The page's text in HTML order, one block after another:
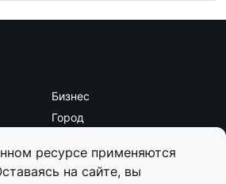
ресурсе применяются
на сайте, вы
Бизнес
Город
Здоровье
Криминал